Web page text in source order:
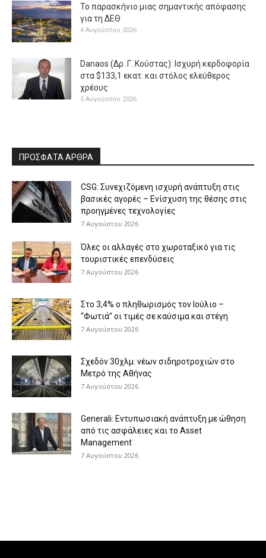
Το παρασκήνιο μιας σημαντικής απόφασης
για τη ΔΕΘ
4 Αυγούστου 2026
Danaos (Δρ. Γ. Κούστας): Ισχυρή κερδοφορία
στα $133,1 εκατ. και στόλος ελεύθερος
χρέους
5 Αυγούστου 2026
ΠΡΟΣΦΑΤΑ ΑΡΘΡΑ
CSG: Συνεχιζόμενη ισχυρή ανάπτυξη στις
βασικές αγορές – Ενίσχυση της θέσης στις
προηγμένες τεχνολογίες
7 Αυγούστου 2026
Όλες οι αλλαγές στο χωροταξικό για τις
τουριστικές επενδύσεις
7 Αυγούστου 2026
Στο 3,4% ο πληθωρισμός τον Ιούλιο –
“Φωτιά” οι τιμές σε καύσιμα και στέγη
7 Αυγούστου 2026
Σχεδόν 30χλμ. νέων σιδηροτροχιών στο
Μετρό της Αθήνας
7 Αυγούστου 2026
Generali: Eντυπωσιακή ανάπτυξη με ώθηση
από τις ασφάλειες και το Asset
Management
7 Αυγούστου 2026